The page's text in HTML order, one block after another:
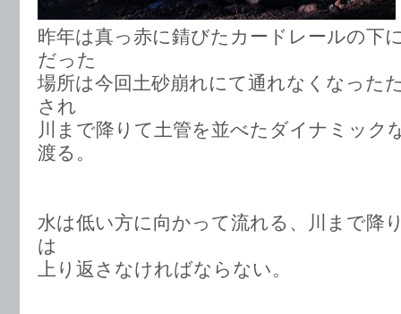
昨年は真っ赤に錆びたカードレールの下
だった
場所は今回土砂崩れにて通れなくなった
され
川まで降りて土管を並べたダイナミック
渡る。
水は低い方に向かって流れる、川まで降
は
上り返さなければならない。